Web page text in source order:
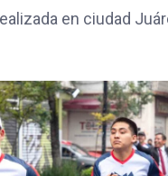
en ciudad